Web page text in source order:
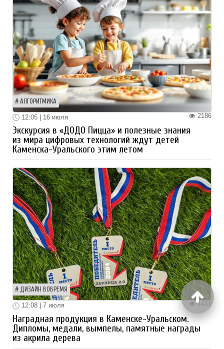
АЛГОРИТМИКА
2186
12:05 | 16 июля
Экскурсия в «ДОДО Пицца» и полезные знания
из мира цифровых технологий ждут детей
Каменска-Уральского этим летом
ДИЗАЙН ВОВРЕМЯ
1411
12:08 | 7 июля
Наградная продукция в Каменске-Уральском.
Дипломы, медали, вымпелы, памятные награды
из акрила дерева